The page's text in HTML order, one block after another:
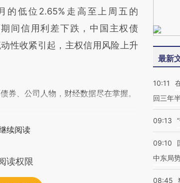
的低位2.65%走高至上周五的
间信用利差下跌，中国主权债
性收紧引起，主权信用风险上升
券、公司人物，财经数据尽在掌握。
续阅读
读权限
最新
10:11
回三年
09:13
09:10
中东局
08:45